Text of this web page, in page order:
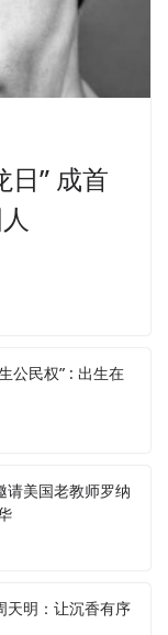
日” 成首
公民权” : 出生在
请美国老教师罗纳
天明：让沉香有序